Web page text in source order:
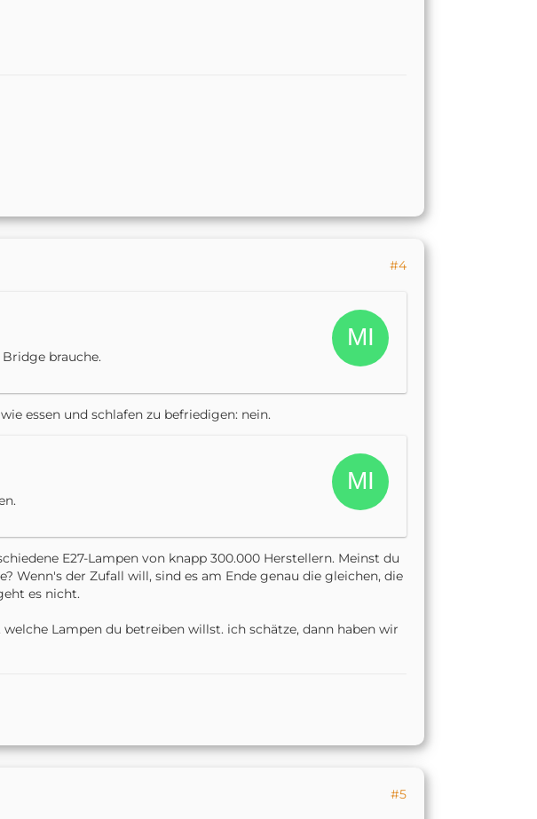
#4
brauche.
essen und schlafen zu befriedigen: nein.
E27-Lampen von knapp 300.000 Herstellern. Meinst du
Wenn's der Zufall will, sind es am Ende genau die gleichen, die
es nicht.
Lampen du betreiben willst. ich schätze, dann haben wir
#5